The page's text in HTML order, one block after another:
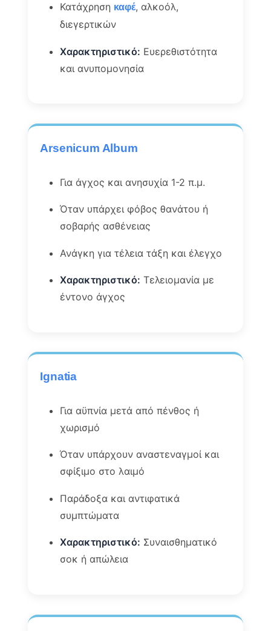
Κατάχρηση καφέ, αλκοόλ,
διεγερτικών
Χαρακτηριστικό: Ευερεθιστότητα
και ανυπομονησία
Arsenicum Album
Για άγχος και ανησυχία 1-2 π.μ.
Όταν υπάρχει φόβος θανάτου ή
σοβαρής ασθένειας
Ανάγκη για τέλεια τάξη και έλεγχο
Χαρακτηριστικό: Τελειομανία με
έντονο άγχος
Ignatia
Για αϋπνία μετά από πένθος ή
χωρισμό
Όταν υπάρχουν αναστεναγμοί και
σφίξιμο στο λαιμό
Παράδοξα και αντιφατικά
συμπτώματα
Χαρακτηριστικό: Συναισθηματικό
σοκ ή απώλεια